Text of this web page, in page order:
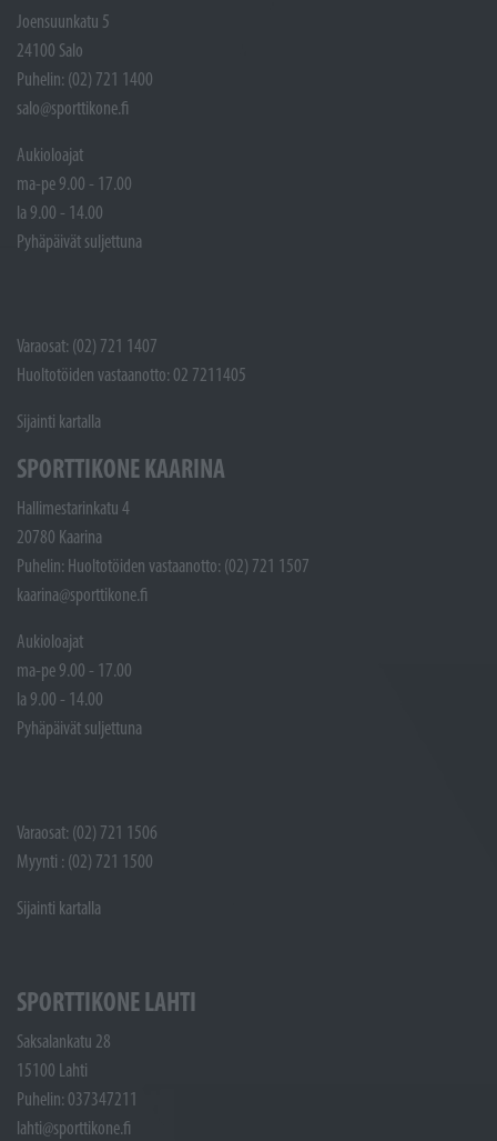
Joensuunkatu 5
24100 Salo
Puhelin: (02) 721 1400
salo@sporttikone.fi
Aukioloajat
ma-pe 9.00 - 17.00
la 9.00 - 14.00
Pyhäpäivät suljettuna
Varaosat: (02) 721 1407
Huoltotöiden vastaanotto: 02 7211405
Sijainti kartalla
SPORTTIKONE KAARINA
Hallimestarinkatu 4
20780 Kaarina
Puhelin: Huoltotöiden vastaanotto: (02) 721 1507
kaarina@sporttikone.fi
Aukioloajat
ma-pe 9.00 - 17.00
la 9.00 - 14.00
Pyhäpäivät suljettuna
Varaosat: (02) 721 1506
Myynti : (02) 721 1500
Sijainti kartalla
SPORTTIKONE LAHTI
Saksalankatu 28
15100 Lahti
Puhelin: 037347211
lahti@sporttikone.fi